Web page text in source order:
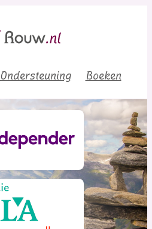
Ondersteuning Boeken